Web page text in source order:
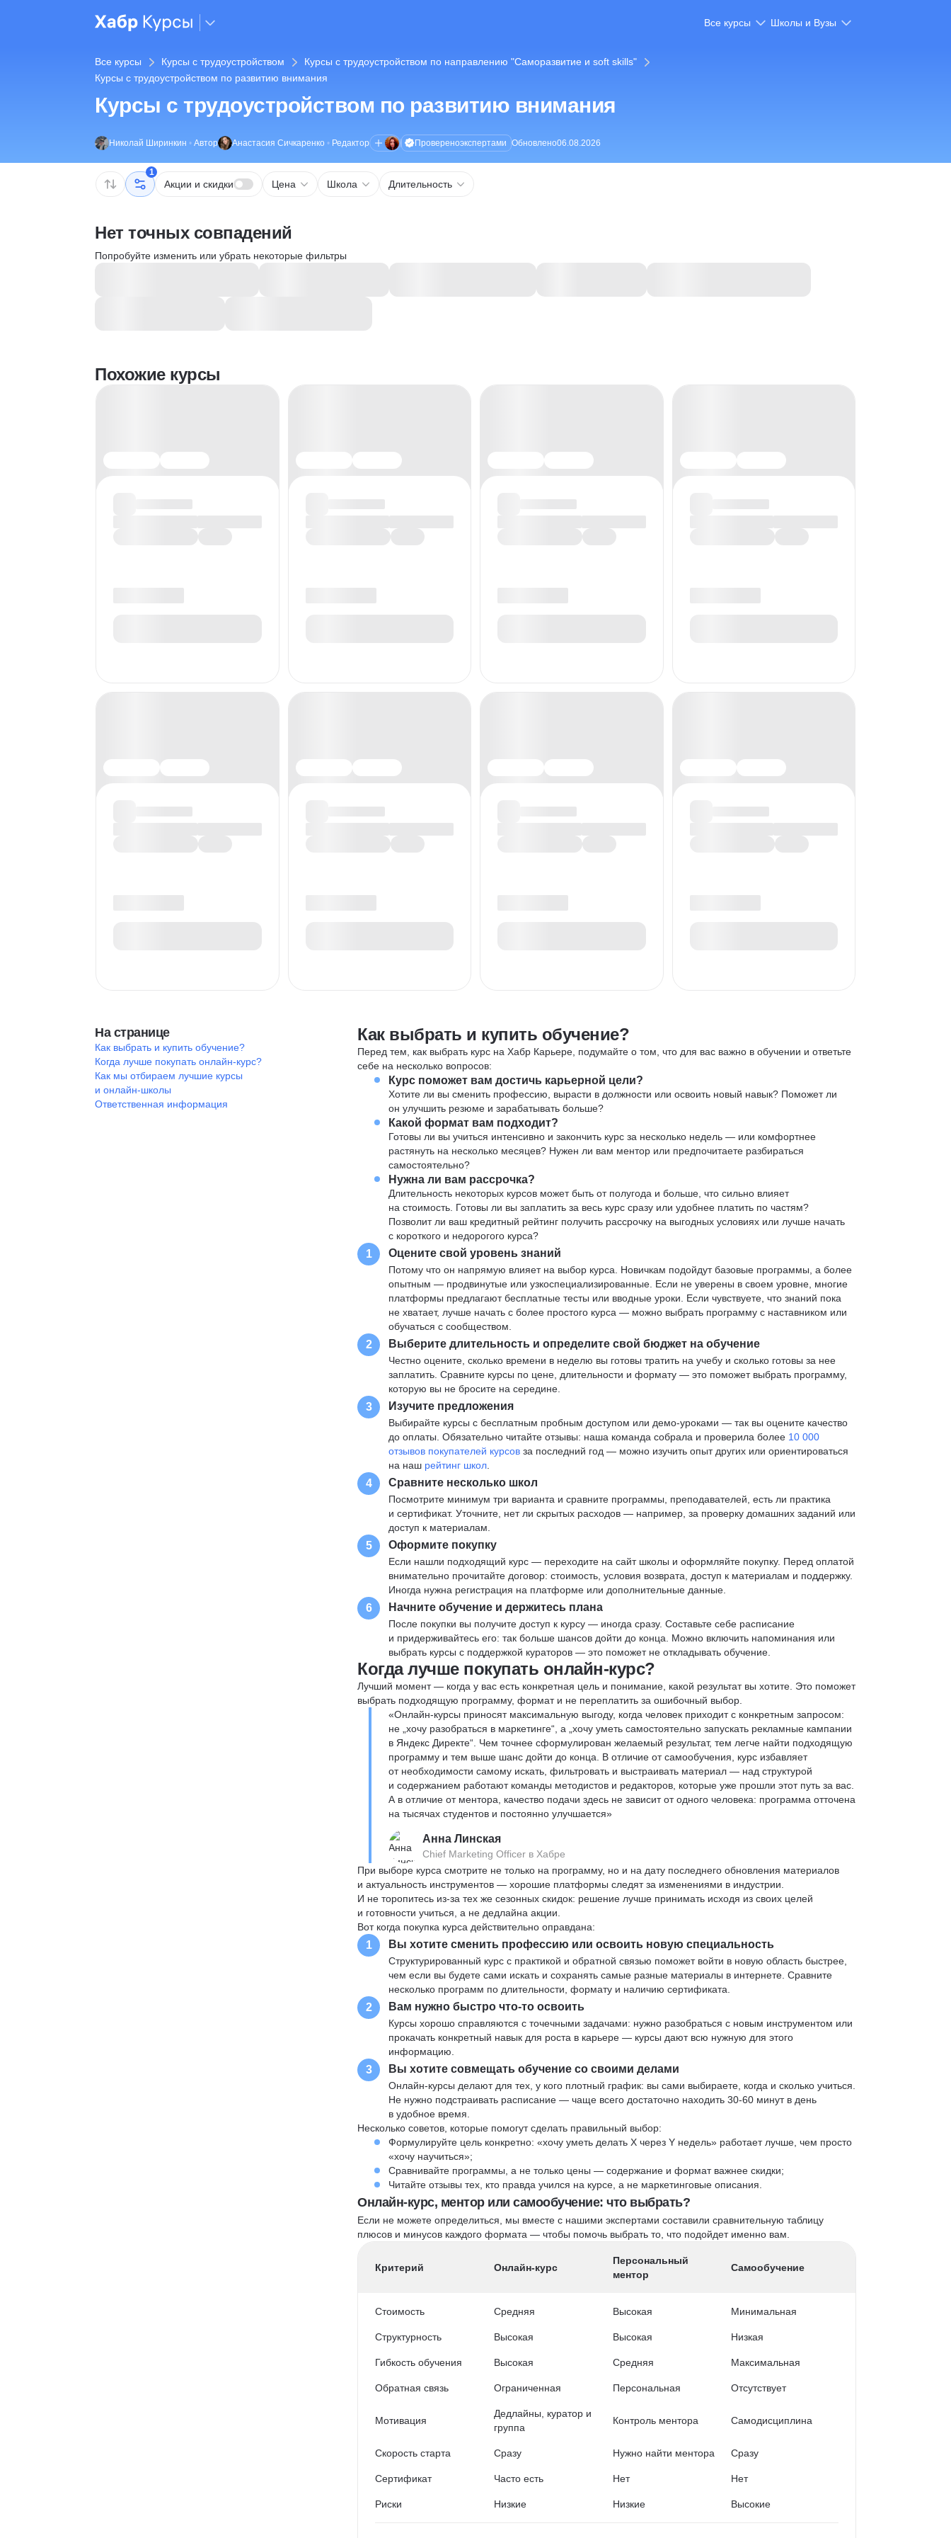
Все курсы Школы и Вузы
Все курсы Курсы с трудоустройством
Курсы с трудоустройством по направлению "Саморазвитие и soft skills"
Курсы с трудоустройством по развитию внимания
Курсы с трудоустройством по развитию внимания
Николай Ширинкин • Автор Анастасия Сичкаренко • Редактор Провереноэкспертами Обновлено06.08.2026
1
Акции и скидки Цена Школа Длительность
Нет точных совпадений
Попробуйте изменить или убрать некоторые фильтры
Похожие курсы
На странице
Как выбрать и купить обучение?
Когда лучше покупать онлайн-курс?
Как мы отбираем лучшие курсы
и онлайн-школы
Ответственная информация
Как выбрать и купить обучение?
Перед тем, как выбрать курс на Хабр Карьере, подумайте о том, что для вас важно в обучении и ответьте
себе на несколько вопросов:
Курс поможет вам достичь карьерной цели?
Хотите ли вы сменить профессию, вырасти в должности или освоить новый навык? Поможет ли
он улучшить резюме и зарабатывать больше?
Какой формат вам подходит?
Готовы ли вы учиться интенсивно и закончить курс за несколько недель — или комфортнее
растянуть на несколько месяцев? Нужен ли вам ментор или предпочитаете разбираться
самостоятельно?
Нужна ли вам рассрочка?
Длительность некоторых курсов может быть от полугода и больше, что сильно влияет
на стоимость. Готовы ли вы заплатить за весь курс сразу или удобнее платить по частям?
Позволит ли ваш кредитный рейтинг получить рассрочку на выгодных условиях или лучше начать
с короткого и недорогого курса?
1 Оцените свой уровень знаний
Потому что он напрямую влияет на выбор курса. Новичкам подойдут базовые программы, а более
опытным — продвинутые или узкоспециализированные. Если не уверены в своем уровне, многие
платформы предлагают бесплатные тесты или вводные уроки. Если чувствуете, что знаний пока
не хватает, лучше начать с более простого курса — можно выбрать программу с наставником или
обучаться с сообществом.
2 Выберите длительность и определите свой бюджет на обучение
Честно оцените, сколько времени в неделю вы готовы тратить на учебу и сколько готовы за нее
заплатить. Сравните курсы по цене, длительности и формату — это поможет выбрать программу,
которую вы не бросите на середине.
3 Изучите предложения
Выбирайте курсы с бесплатным пробным доступом или демо-уроками — так вы оцените качество
до оплаты. Обязательно читайте отзывы: наша команда собрала и проверила более 10 000
отзывов покупателей курсовза последний год — можно изучить опыт других или ориентироваться
на наш рейтинг школ
4 Сравните несколько школ
Посмотрите минимум три варианта и сравните программы, преподавателей, есть ли практика
и сертификат. Уточните, нет ли скрытых расходов — например, за проверку домашних заданий или
доступ к материалам.
5 Оформите покупку
Если нашли подходящий курс — переходите на сайт школы и оформляйте покупку. Перед оплатой
внимательно прочитайте договор: стоимость, условия возврата, доступ к материалам и поддержку.
Иногда нужна регистрация на платформе или дополнительные данные.
6 Начните обучение и держитесь плана
После покупки вы получите доступ к курсу — иногда сразу. Составьте себе расписание
и придерживайтесь его: так больше шансов дойти до конца. Можно включить напоминания или
выбрать курсы с поддержкой кураторов — это поможет не откладывать обучение.
Когда лучше покупать онлайн-курс?
Лучший момент — когда у вас есть конкретная цель и понимание, какой результат вы хотите. Это поможет
выбрать подходящую программу, формат и не переплатить за ошибочный выбор.
«Онлайн-курсы приносят максимальную выгоду, когда человек приходит с конкретным запросом:
не „хочу разобраться в маркетинге“, а „хочу уметь самостоятельно запускать рекламные кампании
в Яндекс Директе“. Чем точнее сформулирован желаемый результат, тем легче найти подходящую
программу и тем выше шанс дойти до конца. В отличие от самообучения, курс избавляет
от необходимости самому искать, фильтровать и выстраивать материал — над структурой
и содержанием работают команды методистов и редакторов, которые уже прошли этот путь за вас.
А в отличие от ментора, качество подачи здесь не зависит от одного человека: программа отточена
на тысячах студентов и постоянно улучшается»
Анна Линская
Chief Marketing Officer в Хабре
При выборе курса смотрите не только на программу, но и на дату последнего обновления материалов
и актуальность инструментов — хорошие платформы следят за изменениями в индустрии.
И не торопитесь из-за тех же сезонных скидок: решение лучше принимать исходя из своих целей
и готовности учиться, а не дедлайна акции.
Вот когда покупка курса действительно оправдана:
1 Вы хотите сменить профессию или освоить новую специальность
Структурированный курс с практикой и обратной связью поможет войти в новую область быстрее,
чем если вы будете сами искать и сохранять самые разные материалы в интернете. Сравните
несколько программ по длительности, формату и наличию сертификата.
2 Вам нужно быстро что-то освоить
Курсы хорошо справляются с точечными задачами: нужно разобраться с новым инструментом или
прокачать конкретный навык для роста в карьере — курсы дают всю нужную для этого
информацию.
3 Вы хотите совмещать обучение со своими делами
Онлайн-курсы делают для тех, у кого плотный график: вы сами выбираете, когда и сколько учиться.
Не нужно подстраивать расписание — чаще всего достаточно находить 30-60 минут в день
в удобное время.
Несколько советов, которые помогут сделать правильный выбор:
Формулируйте цель конкретно: «хочу уметь делать X через Y недель» работает лучше, чем просто
«хочу научиться»;
Сравнивайте программы, а не только цены — содержание и формат важнее скидки;
Читайте отзывы тех, кто правда учился на курсе, а не маркетинговые описания.
Онлайн-курс, ментор или самообучение: что выбрать?
Если не можете определиться, мы вместе с нашими экспертами составили сравнительную таблицу
плюсов и минусов каждого формата — чтобы помочь выбрать то, что подойдет именно вам.
Критерий Онлайн-курс
Персональный
ментор
Самообучение
Стоимость Средняя Высокая Минимальная
Структурность Высокая Высокая Низкая
Гибкость обучения Высокая Средняя Максимальная
Обратная связь Ограниченная Персональная Отсутствует
Мотивация
Дедлайны, куратор и
группа
Контроль ментора Самодисциплина
Скорость старта Сразу Нужно найти ментора Сразу
Сертификат Часто есть Нет Нет
Риски Низкие Низкие Высокие